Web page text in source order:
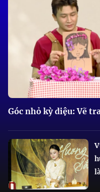
Góc nhỏ kỳ diệu: Vẽ